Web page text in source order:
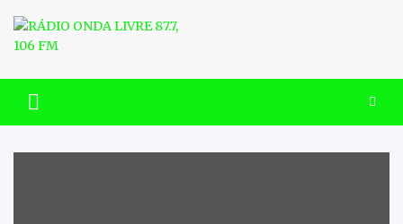
content
RÁDIO ONDA LIVRE 87.7, 106
FM